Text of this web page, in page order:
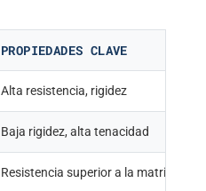
PROPIEDADES CLAVE
Alta resistencia, rigidez
Baja rigidez, alta tenacidad
Resistencia superior a la matriz